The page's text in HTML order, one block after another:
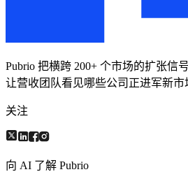
Pubrio 把横跨 200+ 个市场的扩张信
让营收团队看见哪些公司正进军新市
关注
向 AI 了解 Pubrio